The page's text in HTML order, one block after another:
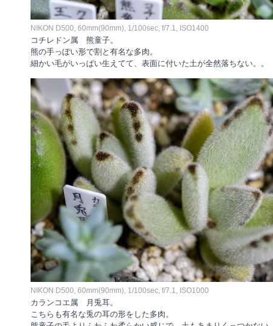
NIKON D500, 60mm(90mm), 1/100sec, f/7.1, ISO1400
コチレドン属 熊童子。
熊の手っぽい形で割と有名な多肉。
細かい毛がいっぱい生えてて、表面に付いた土が全然落ちない。。
NIKON D500, 60mm(90mm), 1/100sec, f/7.1, ISO1000
カランコエ属 月兎耳。
こちらも有名な兎の耳の形をした多肉。